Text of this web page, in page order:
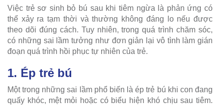
Việc trẻ sơ sinh bỏ bú sau khi tiêm ngừa là phản ứng có
thể xảy ra tạm thời và thường không đáng lo nếu được
theo dõi đúng cách. Tuy nhiên, trong quá trình chăm sóc,
có những sai lầm tưởng như đơn giản lại vô tình làm gián
đoạn quá trình hồi phục tự nhiên của trẻ.
1. Ép trẻ bú
Một trong những sai lầm phổ biến là ép trẻ bú khi con đang
quấy khóc, mệt mỏi hoặc có biểu hiện khó chịu sau tiêm.